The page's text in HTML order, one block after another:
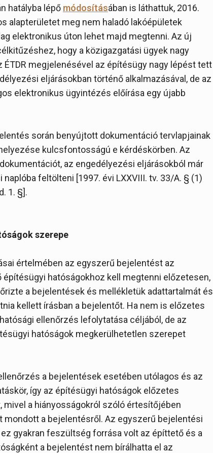
hatályba lépő módosításában is láthattuk, 2016.
alapterületet meg nem haladó lakóépületek
elektronikus úton lehet majd megtenni. Az új
hogy a közigazgatási ügyek nagy
megjelenésével az építésügy nagy lépést tett
eljárásokban történő alkalmazásával, de az
elektronikus ügyintézés előírása egy újabb
során benyújtott dokumentáció tervlapjainak
kulcsfontosságú e kérdéskörben. Az
az engedélyezési eljárásokból már
feltölteni [1997. évi LXXVIII. tv. 33/A. § (1)
1. §].
szerepe
értelmében az egyszerű bejelentést az
hatóságokhoz kell megtenni előzetesen,
a bejelentések és mellékletük adattartalmát és
kellett írásban a bejelentőt. Ha nem is előzetes
ellenőrzés lefolytatása céljából, de az
hatóságok megkerülhetetlen szerepet
a bejelentések esetében utólagos és az
így az építésügyi hatóságok előzetes
a hiányosságokról szóló értesítőjében
a bejelentésről. Az egyszerű bejelentési
gyakran feszültség forrása volt az építtető és a
a bejelentést nem bírálhatta el az